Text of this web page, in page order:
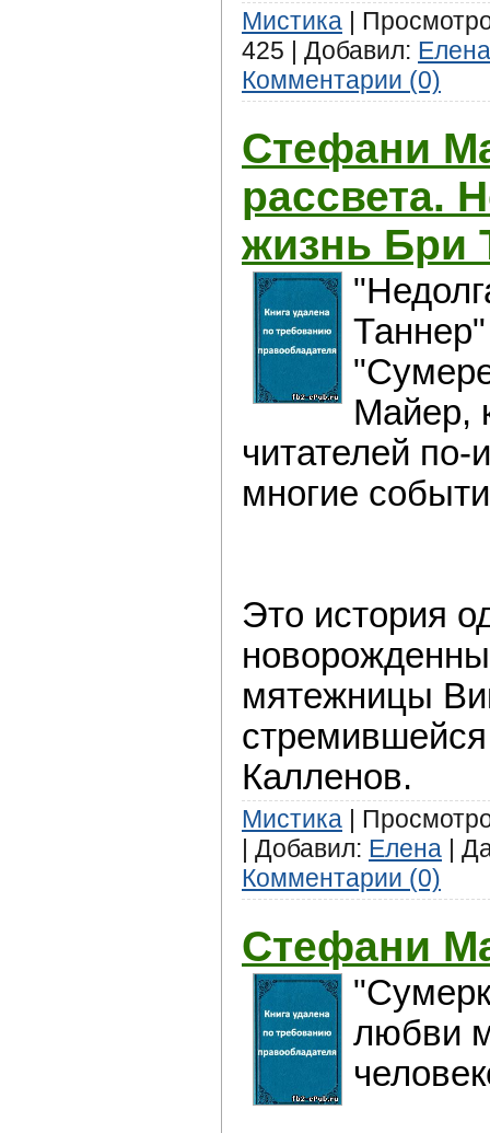
Мистика |
425 | Добавил: Елена
Комментарии (0)
Стефани
рассвета.
жизнь Бри
Майер,
читателей по-
многие
Это история
мятежницы
Калленов.
Мистика |
| Добавил: Елена |
Комментарии (0)
Стефани
любви